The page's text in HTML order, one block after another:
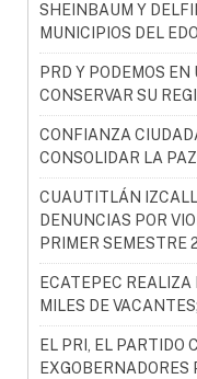
SHEINBAUM Y
MUNICIPIOS DEL
PRD Y PODEMOS
CONSERVAR SU
CONFIANZA
CONSOLIDAR LA
CUAUTITLÁN
DENUNCIAS POR
PRIMER SEMESTRE
ECATEPEC REALIZA
MILES DE
EL PRI, EL PARTIDO
EXGOBERNADORES